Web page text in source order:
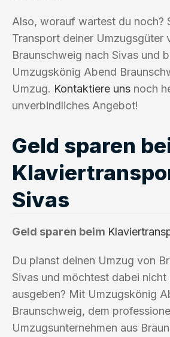
Also, worauf wartest du noch?
Transport deiner Umzugsgüter
Braunschweig nach Sivas und
Umzugskönig Abend
Umzug. Kontaktiere uns noch
unverbindliches Angebot!
Geld sparen
Sivas
Geld sparen beim
Du planst deinen Umzug von
Sivas und möchtest dabei nicht
ausgeben? Mit Umzugskönig
Braunschweig, dem
Umzugsunternehmen aus